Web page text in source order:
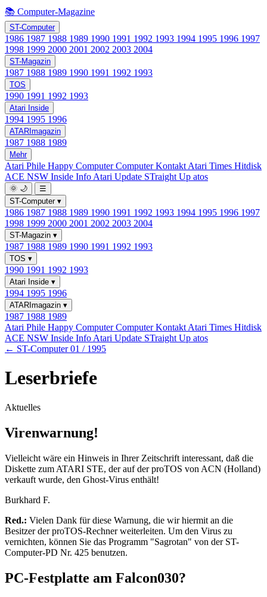
📚 Computer-Magazine
ST-Computer
1986 1987 1988 1989 1990 1991 1992 1993 1994 1995 1996 1997
1998 1999 2000 2001 2002 2003 2004
ST-Magazin
1987 1988 1989 1990 1991 1992 1993
TOS
1990 1991 1992 1993
Atari Inside
1994 1995 1996
ATARImagazin
1987 1988 1989
Mehr
Atari Phile Happy ComputerComputer Kontakt Atari Times Hitdisk
ACE NSW Inside Info Atari Update STraight Up atos
🌞 🌙
☰
ST-Computer ▾
1986 1987 1988 1989 1990 1991 1992 1993 1994 1995 1996 1997
1998 1999 2000 2001 2002 2003 2004
ST-Magazin ▾
1987 1988 1989 1990 1991 1992 1993
TOS ▾
1990 1991 1992 1993
Atari Inside ▾
1994 1995 1996
ATARImagazin ▾
1987 1988 1989
Atari Phile Happy ComputerComputer Kontakt Atari Times Hitdisk
ACE NSW Inside Info Atari Update STraight Up atos
← ST-Computer 01 / 1995
Leserbriefe
Aktuelles
Virenwarnung!
Vielleicht wäre ein Hinweis in Ihrer Zeitschrift interessant, daß die
Diskette zum ATARI STE, der auf der proTOS von ACN (Holland)
verkauft wurde, den Ghost-Virus enthält!
Burkhard F.
Red.: Vielen Dank für diese Warnung, die wir hiermit an die
Besitzer der proTOS-Rechner weiterleiten. Um den Virus zu
vernichten, können Sie das Programm "Sagrotan" von der ST-
Computer-PD Nr. 425 benutzen.
PC-Festplatte am Falcon030?